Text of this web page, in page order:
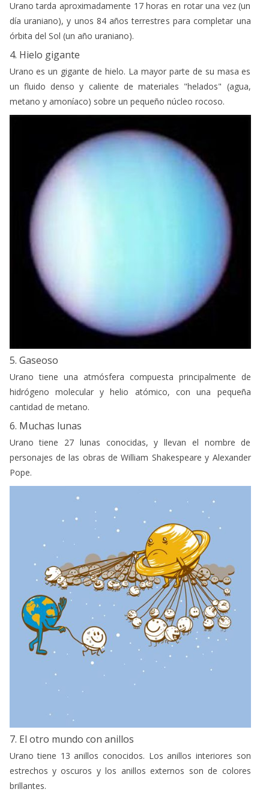
Urano tarda aproximadamente 17 horas en rotar una vez (un
día uraniano), y unos 84 años terrestres para completar una
órbita del Sol (un año uraniano).
4. Hielo gigante
Urano es un gigante de hielo. La mayor parte de su masa es
un fluido denso y caliente de materiales "helados" (agua,
metano y amoníaco) sobre un pequeño núcleo rocoso.
5. Gaseoso
Urano tiene una atmósfera compuesta principalmente de
hidrógeno molecular y helio atómico, con una pequeña
cantidad de metano.
6. Muchas lunas
Urano tiene 27 lunas conocidas, y llevan el nombre de
personajes de las obras de William Shakespeare y Alexander
Pope.
7. El otro mundo con anillos
Urano tiene 13 anillos conocidos. Los anillos interiores son
estrechos y oscuros y los anillos externos son de colores
brillantes.